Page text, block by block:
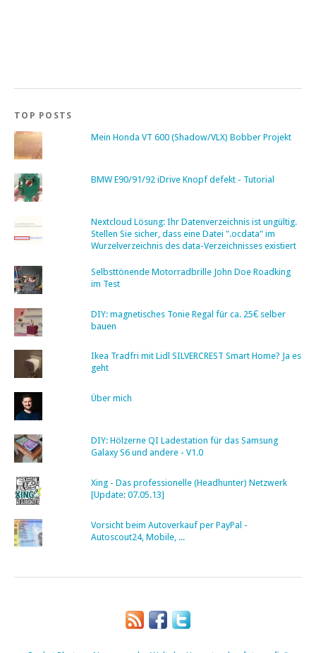
TOP POSTS
Mein Honda VT 600 (Shadow/VLX) Bobber Projekt
BMW E90/91/92 iDrive Knopf defekt - Tutorial
Nextcloud Lösung: Ihr Datenverzeichnis ist ungültig.
Stellen Sie sicher, dass eine Datei ".ocdata" im
Wurzelverzeichnis des data-Verzeichnisses existiert
Selbsttönende Motorradbrille John Doe Roadking
im Test
DIY: magnetisches Tonie Regal für ca. 25€ selber
bauen
Ikea Tradfri mit Lidl SILVERCREST Smart Home? Ja es
geht
Über mich
DIY: Hölzerne QI Ladestation für das Samsung
Galaxy S6 und andere - V1.0
Xing - Das professionelle (Headhunter) Netzwerk
[Update: 07.05.13]
Vorsicht beim Autoverkauf per PayPal -
Autoscout24, Mobile, ...